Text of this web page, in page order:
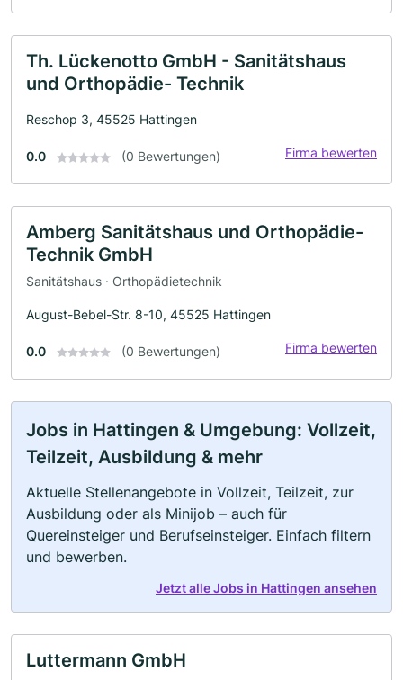
Th. Lückenotto GmbH - Sanitätshaus
und Orthopädie- Technik
Reschop 3, 45525 Hattingen
0.0 (0 Bewertungen) Firma bewerten
Amberg Sanitätshaus und Orthopädie-
Technik GmbH
Sanitätshaus · Orthopädietechnik
August-Bebel-Str. 8-10, 45525 Hattingen
0.0 (0 Bewertungen) Firma bewerten
Jobs in Hattingen & Umgebung: Vollzeit,
Teilzeit, Ausbildung & mehr
Aktuelle Stellenangebote in Vollzeit, Teilzeit, zur
Ausbildung oder als Minijob – auch für
Quereinsteiger und Berufseinsteiger. Einfach filtern
und bewerben.
Jetzt alle Jobs in Hattingen ansehen
Luttermann GmbH